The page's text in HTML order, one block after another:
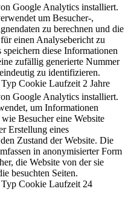
Google Analytics installiert.
um Besucher-,
zu berechnen und die
einen Analysebericht zu
diese Informationen
zufällig generierte Nummer
zu identifizieren.
Typ Cookie Laufzeit 2 Jahre
Google Analytics installiert.
um Informationen
Besucher eine Website
Erstellung eines
Zustand der Website. Die
in anonymisierter Form
die Website von der sie
besuchten Seiten.
Typ Cookie Laufzeit 24